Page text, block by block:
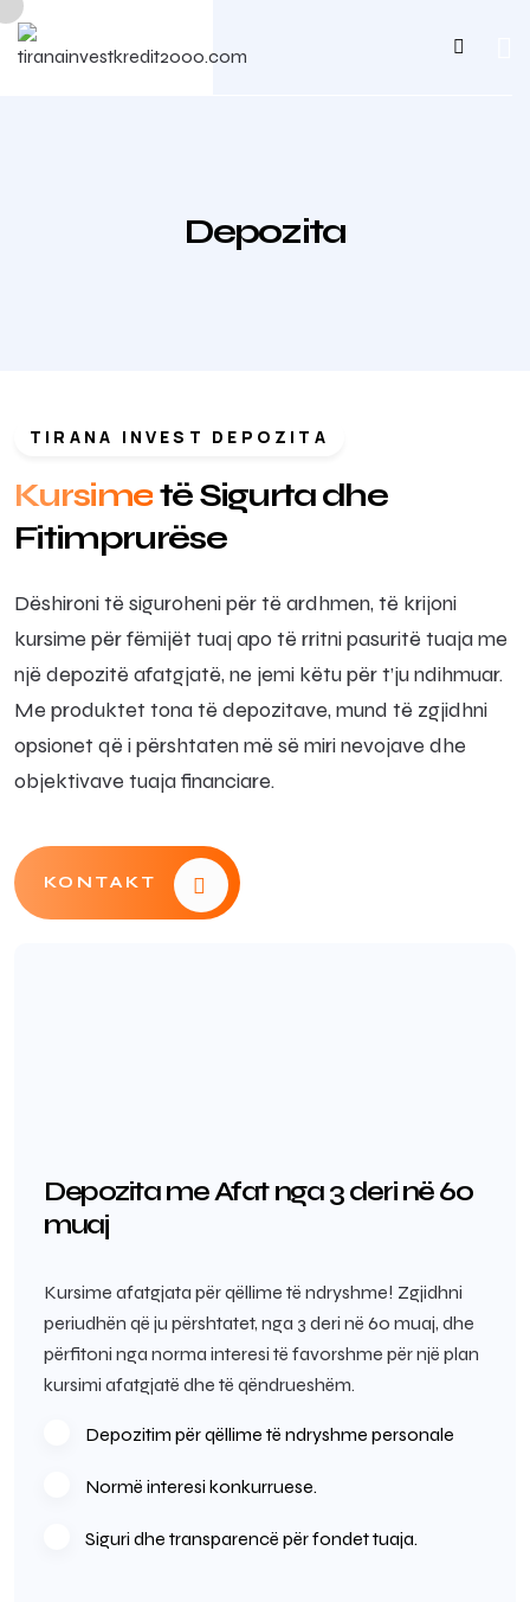
Depozita
TIRANA INVEST DEPOZITA
Kursimetë Sigurta dhe
Fitimprurëse
Dëshironi të siguroheni për të ardhmen, të krijoni
kursime për fëmijët tuaj apo të rritni pasuritë tuaja me
një depozitë afatgjatë, ne jemi këtu për t’ju ndihmuar.
Me produktet tona të depozitave, mund të zgjidhni
opsionet që i përshtaten më së miri nevojave dhe
objektivave tuaja financiare.
KONTAKT
Depozita me Afat nga 3 deri në 60
muaj
Kursime afatgjata për qëllime të ndryshme! Zgjidhni
periudhën që ju përshtatet, nga 3 deri në 60 muaj, dhe
përfitoni nga norma interesi të favorshme për një plan
kursimi afatgjatë dhe të qëndrueshëm.
Depozitim për qëllime të ndryshme personale
Normë interesi konkurruese.
Siguri dhe transparencë për fondet tuaja.